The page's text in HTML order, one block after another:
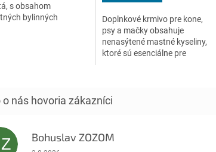
s obsahom
bylinných
Doplnkové krmivo pre kone,
psy a mačky obsahuje
nenasýtené mastné kyseliny,
ktoré sú esenciálne pre
Bohuslav ZOZOM